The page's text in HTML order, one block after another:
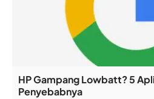
HP Gampang Lowbatt? 5
Penyebabnya